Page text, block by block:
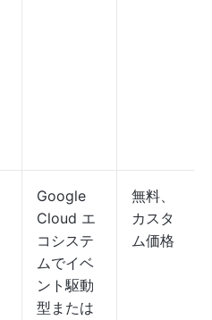
Google
Cloud エ
コシステ
ムでイベ
ント駆動
型または
無料、
カスタ
ム価格